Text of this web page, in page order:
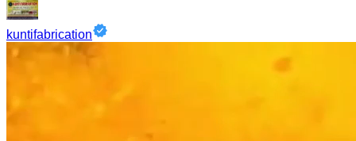
kuntifabrication